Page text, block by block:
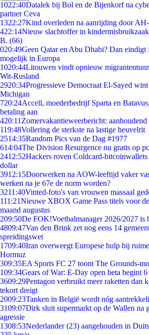
1022:40Datalek bij Bol en de Bijenkorf na
partner Ceva
1322:27Kind overleden na aanrijding door
422:14Nieuw slachtoffer in
B. (66)
020:49Geen Qatar en Abu Dhabi? Dan eindigt
mogelijk in Europa
1020:44Litouwen vindt opnieuw
Wit-Rusland
2920:34Progressieve Democraat El-Sayed
Michigan
720:24Accell, moederbedrijf Sparta en
betaling aan
420:11 Zomervakantieweerbericht: aanhoudend
119:48Vollering de sterkste na lastige heuvelrit
2514:35Random Pics van de Dag #1977
614:04The Division Resurgence nu gratis op pc
2412:52Hackers roven Coldcard-
dollar
3912:15Doorwerken na AOW-leeftijd vaker
werken na je 67e de norm worden?
3211:40Vinted-foto's van vrouwen massaal
111:21Nieuwe XBOX Game Pass titels voor
maand augustus
209:50De FOK!Voetbalmanager 2026/2027 is
4809:47Van den Brink zet nog eens 14
spreidingswet
1709:40Iran overweegt Europese hulp bij
Hormuz
309:35EA Sports FC 27 toont The Grounds-
109:34Gears of War: E-Day open beta begint 6
3609:29Pentagon verbruikt meer raketten dan
tekort dreigt
2009:23Tanken in België wordt nóg
3109:07Dirk sluit supermarkt op de Wallen na
agressie
1308:53Nederlander (23) aangehouden in